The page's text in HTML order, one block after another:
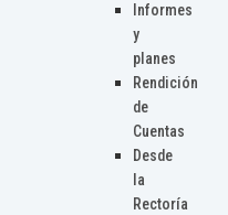
Informes
y
planes
Rendición
de
Cuentas
Desde
la
Rectoría